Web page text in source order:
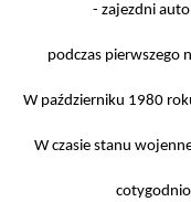
- zajezdni
podczas pierwszego
W październiku 1980
W czasie stanu